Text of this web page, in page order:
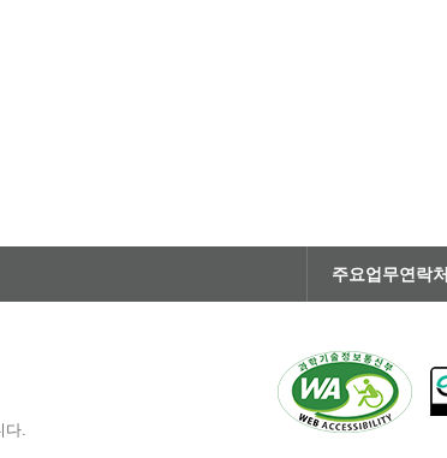
주요업무연락처
다.